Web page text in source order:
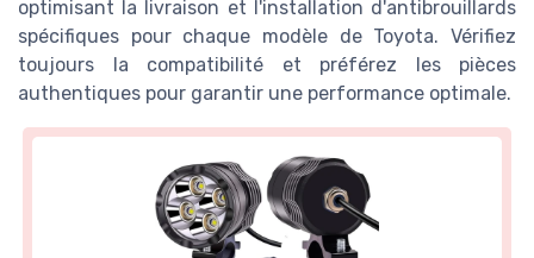
optimisant la livraison et l'installation d'antibrouillards
spécifiques pour chaque modèle de Toyota. Vérifiez
toujours la compatibilité et préférez les pièces
authentiques pour garantir une performance optimale.